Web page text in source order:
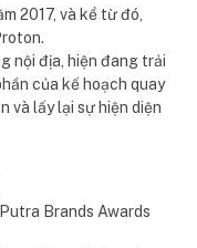
2017, và kể từ đó,
nội địa, hiện đang trải
của kế hoạch quay
và lấy lại sự hiện diện
Brands Awards